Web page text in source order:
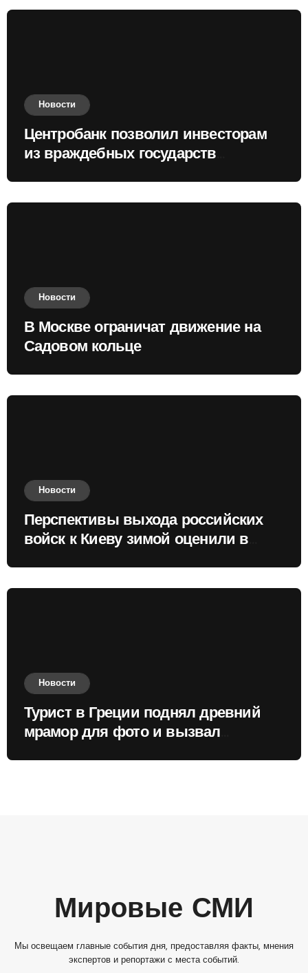
Новости
Центробанк позволил инвесторам
из враждебных государств
Новости
В Москве ограничат движение на
Садовом кольце
Новости
Перспективы выхода российских
войск к Киеву зимой оценили в
Новости
Турист в Греции поднял древний
мрамор для фото и вызвал
Мировые СМИ
Мы освещаем главные события дня, предоставляя факты, мнения
экспертов и репортажи с места событий.